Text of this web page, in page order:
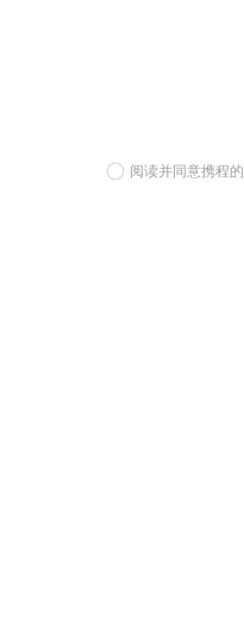
阅读并同意携程的